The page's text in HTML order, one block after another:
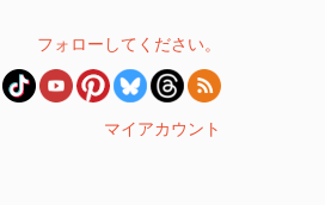
フォローしてください。
マイアカウント